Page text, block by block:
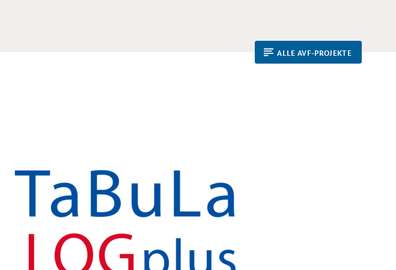
ALLE AVF-PROJEKTE